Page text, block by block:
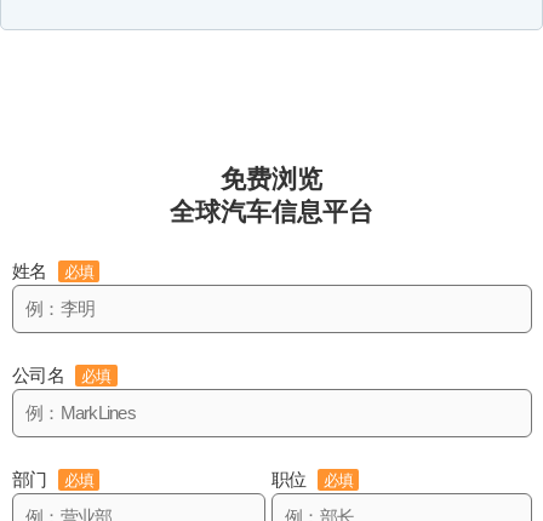
免费浏览
全球汽车信息平台
姓名 必填
公司名 必填
部门 必填 职位 必填